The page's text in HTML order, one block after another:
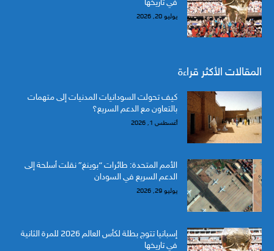
يوليو 20, 2026
المقالات الأكثر قراءة
كيف تحولت السودانيات المدنيات إلى متهمات
بالتعاون مع الدعم السريع؟
أغسطس 1, 2026
الأمم المتحدة: طائرات “بوينغ” نقلت أسلحة إلى
الدعم السريع في السودان
يوليو 29, 2026
إسبانيا تتوج بطلة لكأس العالم 2026 للمرة الثانية
في تاريخها